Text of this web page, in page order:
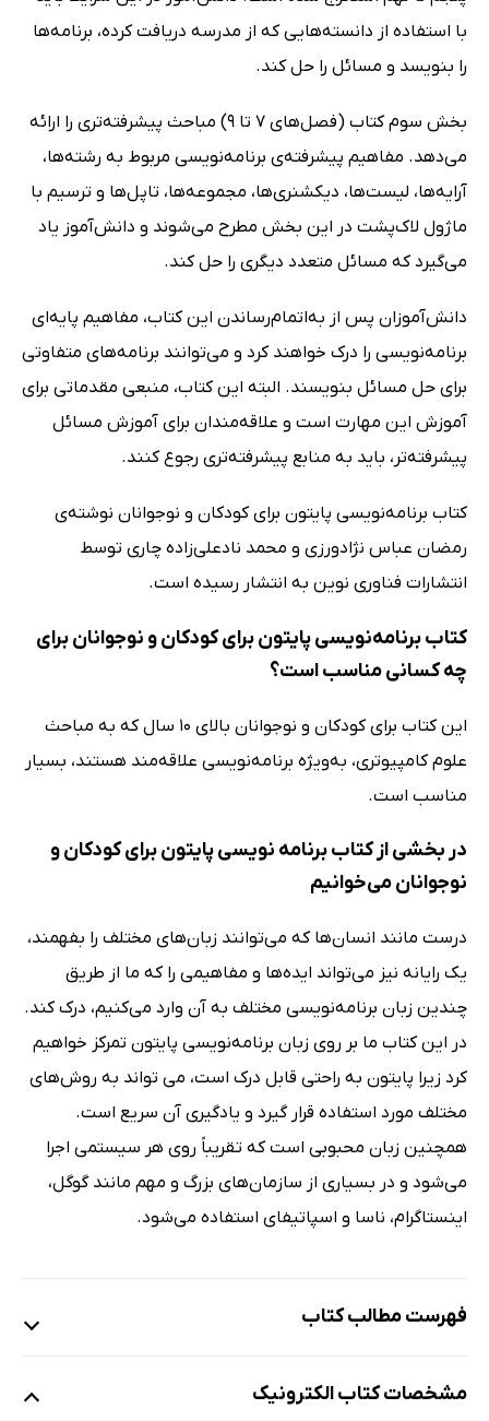
با استفاده از دانسته‌هایی که از مدرسه دریافت کرده، برنامه‌ها
را بنویسد و مسائل را حل کند.
بخش سوم کتاب (فصل‌های 7 تا 9) مباحث پیشرفته‌تری را ارائه
می‌دهد. مفاهیم پیشرفته‌ی برنامه‌نویسی مربوط به رشته‌ها،
آرایه‌ها، لیست‌ها، دیکشنری‌ها، مجموعه‌ها، تاپل‌ها و ترسیم با
ماژول لاک‌پشت در این بخش مطرح می‌شوند و دانش‌آموز یاد
می‌گیرد که مسائل متعدد دیگری را حل کند.
دانش‌آموزان پس از به‌اتمام‌رساندن این کتاب، مفاهیم پایه‌ای
برنامه‌نویسی را درک خواهند کرد و می‌توانند برنامه‌های متفاوتی
برای حل مسائل بنویسند. البته این کتاب، منبعی مقدماتی برای
آموزش این مهارت است و علاقه‌مندان برای آموزش مسائل
پیشرفته‌تر، باید به منابع پیشرفته‌تری رجوع کنند.
کتاب برنامه‌نویسی پایتون برای کودکان و نوجوانان نوشته‌ی
رمضان عباس نژادورزی و محمد نادعلی‌زاده چاری توسط
انتشارات فناوری نوین به انتشار رسیده است.
کتاب برنامه‌نویسی پایتون برای کودکان و نوجوانان برای
چه کسانی مناسب است؟
این کتاب برای کودکان و نوجوانان بالای 10 سال که به مباحث
علوم کامپیوتری، به‌ویژه برنامه‌نویسی علاقه‌مند هستند، بسیار
مناسب است.
در بخشی از کتاب برنامه‌ نویسی پایتون برای کودکان و
نوجوانان می‌خوانیم
درست مانند انسان‌ها که می‌توانند زبان‌های مختلف را بفهمند،
یک رایانه نیز می‌تواند ایده‌ها و مفاهیمی را که ما از طریق
چندین زبان برنامه‌نویسی مختلف به آن وارد می‌کنیم، درک کند.
در این کتاب ما بر روی زبان برنامه‌نویسی پایتون تمرکز خواهیم
کرد زیرا پایتون به راحتی قابل درک است، می تواند به روش‌های
مختلف مورد استفاده قرار گیرد و یادگیری آن سریع است.
همچنین زبان محبوبی است که تقریباً روی هر سیستمی اجرا
می‌شود و در بسیاری از سازمان‌های بزرگ و مهم مانند گوگل،
اینستاگرام، ناسا و اسپاتیفای استفاده می‌شود.
فهرست مطالب کتاب
فصل دوم: محاسبات در پایتون
مشخصات کتاب الکترونیک